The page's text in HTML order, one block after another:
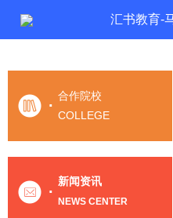
汇书教育-
·
合作院校
COLLEGE
·
新闻资讯
NEWS CENTER